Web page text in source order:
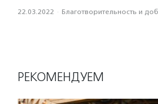
22.03.2022 · Благотвори­тель­ность и
РЕКОМЕНДУЕМ